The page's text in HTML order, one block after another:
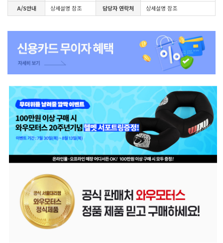
A/S안내 상세설명 참조 담당자 연락처 상세설명 참조